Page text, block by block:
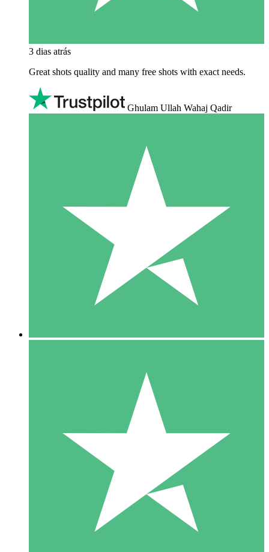
3 dias atrás
Great shots quality and many free shots with exact needs.
Ghulam Ullah Wahaj Qadir